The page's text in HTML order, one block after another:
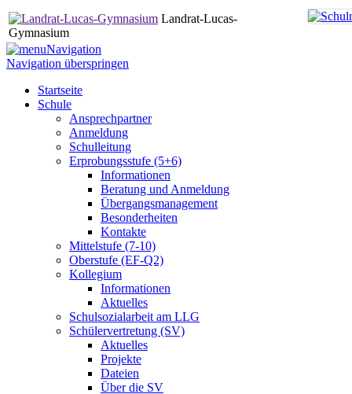
Landrat-Lucas-
Gymnasium
Navigation
Navigation überspringen
Startseite
Schule
Ansprechpartner
Anmeldung
Schulleitung
Erprobungsstufe (5+6)
Informationen
Beratung und Anmeldung
Übergangsmanagement
Besonderheiten
Kontakte
Mittelstufe (7-10)
Oberstufe (EF-Q2)
Kollegium
Informationen
Aktuelles
Schulsozialarbeit am LLG
Schülervertretung (SV)
Aktuelles
Projekte
Dateien
Über die SV